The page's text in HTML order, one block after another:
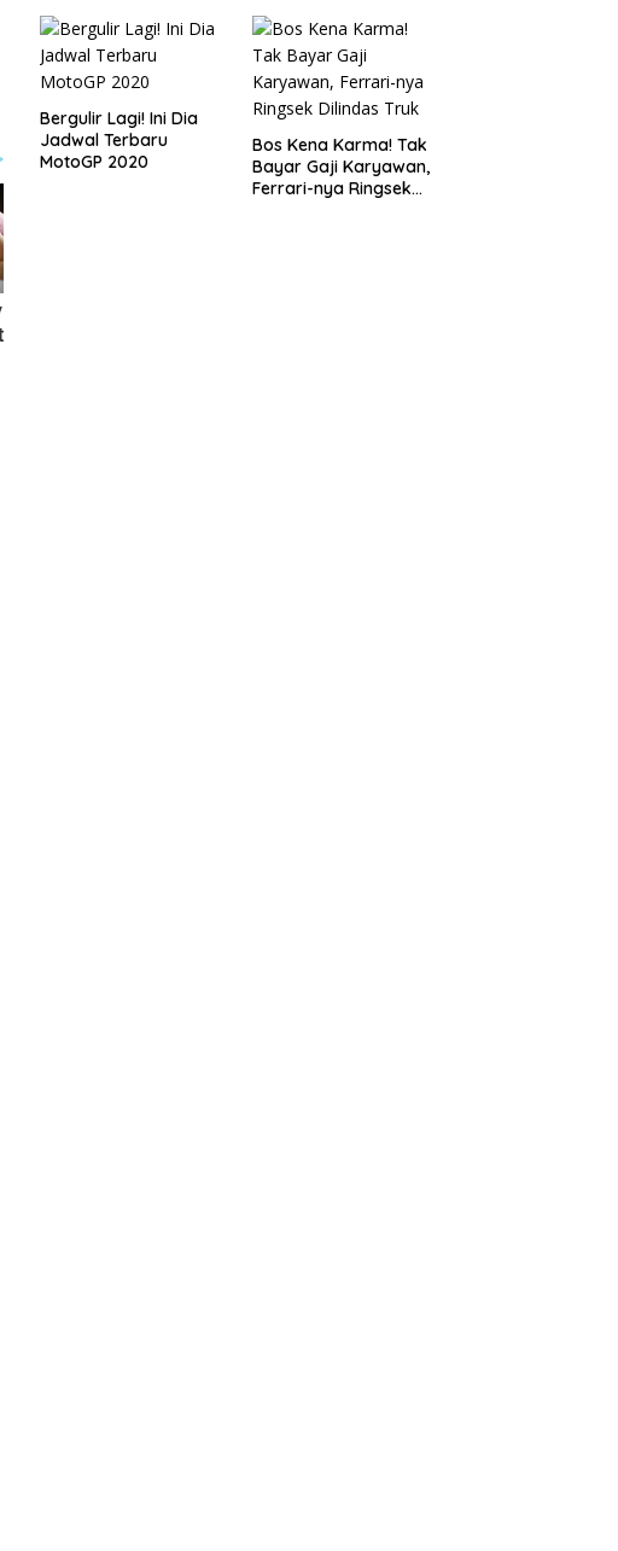
Bergulir Lagi! Ini Dia
Jadwal Terbaru
MotoGP 2020
Bos Kena Karma! Tak
Bayar Gaji Karyawan,
Ferrari-nya Ringsek